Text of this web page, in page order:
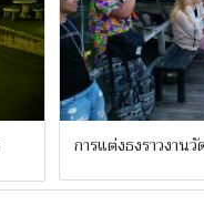
การแต่งธงราวงานวัด